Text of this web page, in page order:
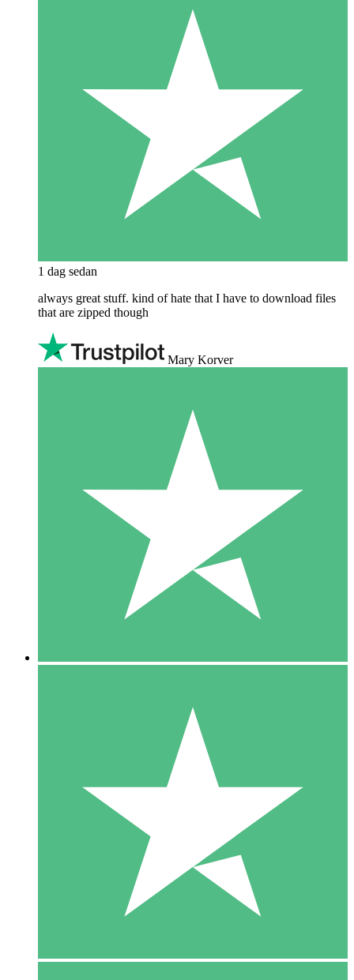
1 dag sedan
always great stuff. kind of hate that I have to download files
that are zipped though
Mary Korver